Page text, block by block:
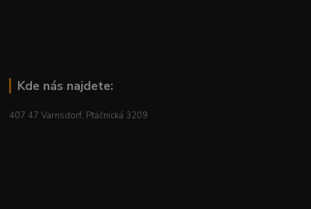
Kde nás najdete:
407 47 Varnsdorf, Ptáčnická 3209